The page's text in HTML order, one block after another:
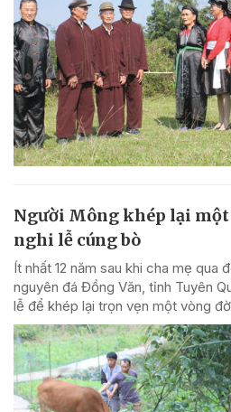
Người Mông khép lại
nghi lễ cúng bò
Ít nhất 12 năm sau khi cha mẹ qua
nguyên đá Đồng Văn, tỉnh Tuyên
lễ để khép lại trọn vẹn một vòng